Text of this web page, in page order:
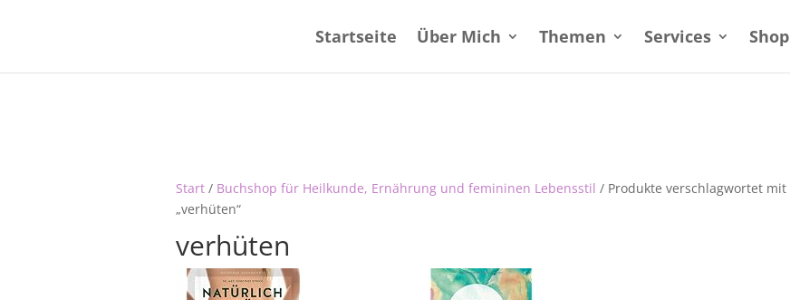
Startseite Über Mich Themen Services Shop
Start/ Buchshop für Heilkunde, Ernährung und femininen Lebensstil / Produkte verschlagwortet mit
„verhüten“
verhüten